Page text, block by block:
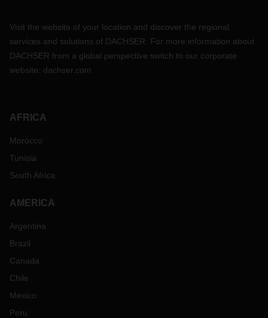
Visit the website of your location and discover the regional
services and solutions of DACHSER. For more information about
DACHSER from a global perspective switch to our corporate
website: dachser.com
AFRICA
Morocco
Tunisia
South Africa
AMERICA
Argentina
Brazil
Canada
Chile
Mexico
Peru